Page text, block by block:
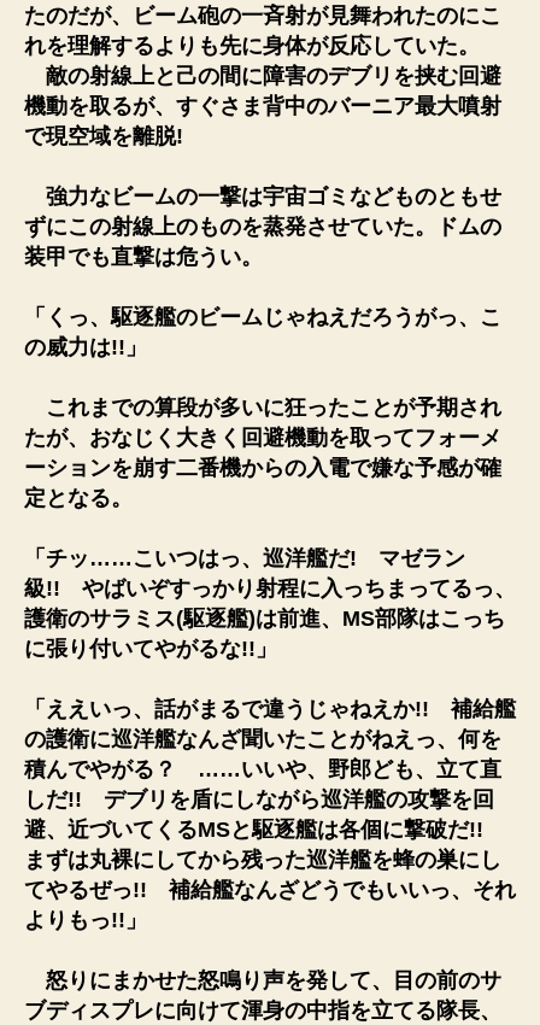
たのだが、ビーム砲の一斉射が見舞われたのにこ
れを理解するよりも先に身体が反応していた。
敵の射線上と己の間に障害のデブリを挟む回避
機動を取るが、すぐさま背中のバーニア最大噴射
で現空域を離脱!
強力なビームの一撃は宇宙ゴミなどものともせ
ずにこの射線上のものを蒸発させていた。ドムの
装甲でも直撃は危うい。
「くっ、駆逐艦のビームじゃねえだろうがっ、こ
の威力は!!」
これまでの算段が多いに狂ったことが予期され
たが、おなじく大きく回避機動を取ってフォーメ
ーションを崩す二番機からの入電で嫌な予感が確
定となる。
「チッ……こいつはっ、巡洋艦だ! マゼラン
級!! やばいぞすっかり射程に入っちまってるっ、
護衛のサラミス(駆逐艦)は前進、MS部隊はこっち
に張り付いてやがるな!!」
「ええいっ、話がまるで違うじゃねえか!! 補給艦
の護衛に巡洋艦なんざ聞いたことがねえっ、何を
積んでやがる？ ……いいや、野郎ども、立て直
しだ!! デブリを盾にしながら巡洋艦の攻撃を回
避、近づいてくるMSと駆逐艦は各個に撃破だ!!
まずは丸裸にしてから残った巡洋艦を蜂の巣にし
てやるぜっ!! 補給艦なんざどうでもいいっ、それ
よりもっ!!」
怒りにまかせた怒鳴り声を発して、目の前のサ
ブディスプレに向けて渾身の中指を立てる隊長、